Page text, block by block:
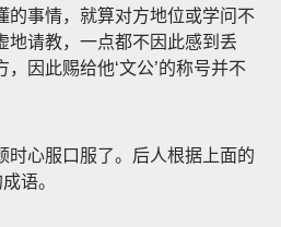
的事情，就算对方地位或学问不
地请教，一点都不因此感到丢
因此赐给他‘文公’的称号并不
时心服口服了。后人根据上面的
语。